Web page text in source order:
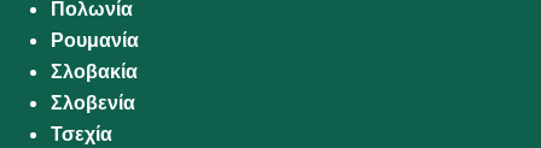
Πολωνία
Ρουμανία
Σλοβακία
Σλοβενία
Τσεχία